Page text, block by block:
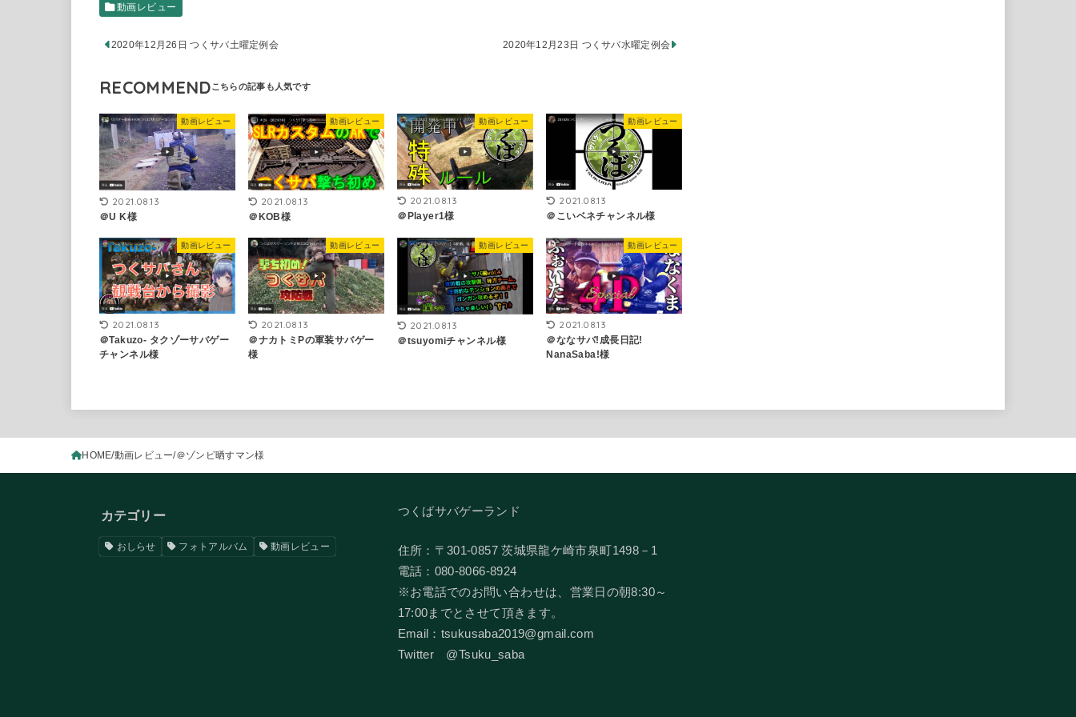
動画レビュー
2020年12月26日 つくサバ土曜定例会 2020年12月23日 つくサバ水曜定例会
RECOMMEND
動画レビュー
2021.08.13
＠U K様
動画レビュー
2021.08.13
＠KOB様
動画レビュー
2021.08.13
＠Player1様
動画レビュー
2021.08.13
＠こいベネチャンネル様
動画レビュー
2021.08.13
＠Takuzo- タクゾーサバゲー
チャンネル様
動画レビュー
2021.08.13
＠ナカトミPの軍装サバゲー
様
動画レビュー
2021.08.13
＠tsuyomiチャンネル様
動画レビュー
2021.08.13
＠ななサバ!成長日記!
NanaSaba!様
HOME 動画レビュー ＠ゾンビ晒すマン様
カテゴリー
おしらせ フォトアルバム 動画レビュー
つくばサバゲーランド
住所：〒301-0857 茨城県龍ケ崎市泉町1498－1
電話：080-8066-8924
​※お電話でのお問い合わせは、営業日の朝8:30～
17:00までとさせて頂きます。
Email：tsukusaba2019@gmail.com
​Twitter @Tsuku_saba